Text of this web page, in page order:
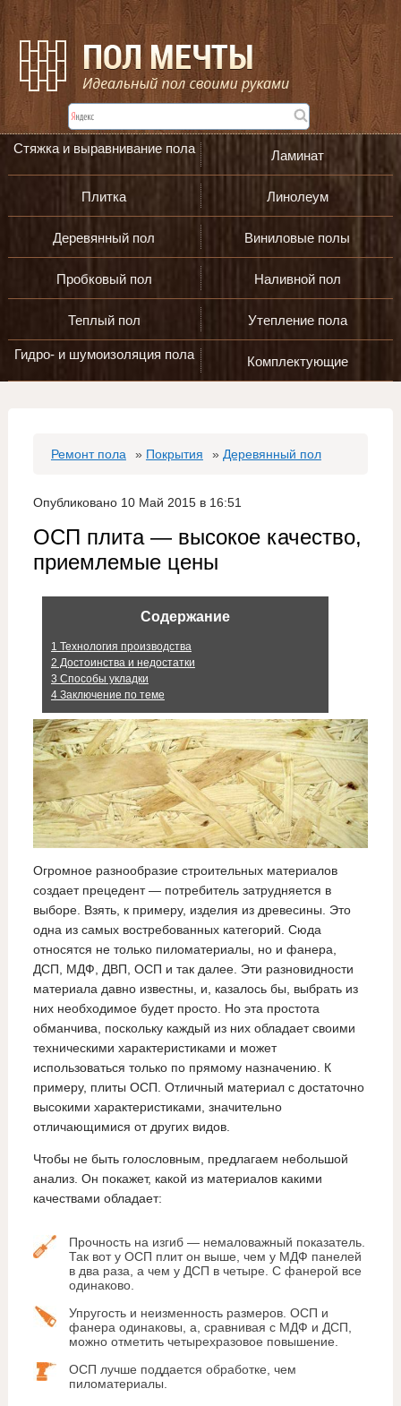
Стяжка и выравнивание пола Ламинат
Плитка Линолеум
Деревянный пол Виниловые полы
Пробковый пол Наливной пол
Теплый пол Утепление пола
Гидро- и шумоизоляция пола Комплектующие
Ремонт пола » Покрытия » Деревянный пол
Опубликовано 10 Май 2015 в 16:51
ОСП плита — высокое качество,
приемлемые цены
Содержание
1 Технология производства
2 Достоинства и недостатки
3 Способы укладки
4Заключение по теме
Огромное разнообразие строительных материалов
создает прецедент — потребитель затрудняется в
выборе. Взять, к примеру, изделия из древесины. Это
одна из самых востребованных категорий. Сюда
относятся не только пиломатериалы, но и фанера,
ДСП, МДФ, ДВП, ОСП и так далее. Эти разновидности
материала давно известны, и, казалось бы, выбрать из
них необходимое будет просто. Но эта простота
обманчива, поскольку каждый из них обладает своими
техническими характеристиками и может
использоваться только по прямому назначению. К
примеру, плиты ОСП. Отличный материал с достаточно
высокими характеристиками, значительно
отличающимися от других видов.
Чтобы не быть голословным, предлагаем небольшой
анализ. Он покажет, какой из материалов какими
качествами обладает:
Прочность на изгиб — немаловажный показатель.
Так вот у ОСП плит он выше, чем у МДФ панелей
в два раза, а чем у ДСП в четыре. С фанерой все
одинаково.
Упругость и неизменность размеров. ОСП и
фанера одинаковы, а, сравнивая с МДФ и ДСП,
можно отметить четырехразовое повышение.
ОСП лучше поддается обработке, чем
пиломатериалы.